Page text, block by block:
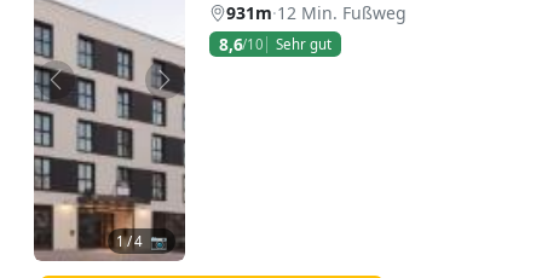
Zurück Weiter
1/ 4 📷
931m·12 Min. Fußweg
8,6/10 Sehr gut